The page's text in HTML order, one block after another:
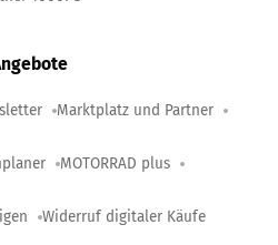
Marktplatz und Partner
MOTORRAD plus
Widerruf digitaler Käufe